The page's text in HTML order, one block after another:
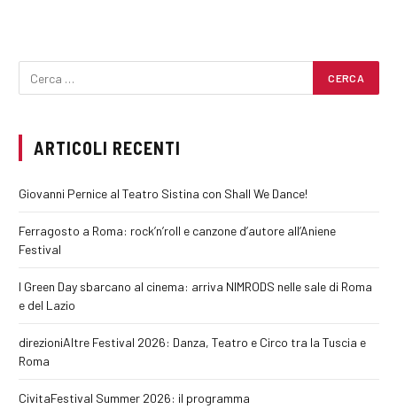
ARTICOLI RECENTI
Giovanni Pernice al Teatro Sistina con Shall We Dance!
Ferragosto a Roma: rock’n’roll e canzone d’autore all’Aniene
Festival
I Green Day sbarcano al cinema: arriva NIMRODS nelle sale di Roma
e del Lazio
direzioniAltre Festival 2026: Danza, Teatro e Circo tra la Tuscia e
Roma
CivitaFestival Summer 2026: il programma